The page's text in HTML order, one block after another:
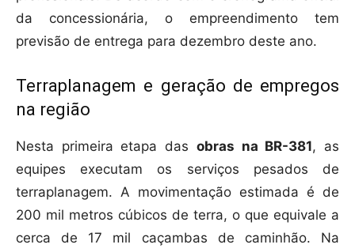
da concessionária, o empreendimento tem
previsão de entrega para dezembro deste ano.
Terraplanagem e geração de empregos
na região
Nesta primeira etapa das obras na BR-381, as
equipes executam os serviços pesados de
terraplanagem. A movimentação estimada é de
200 mil metros cúbicos de terra, o que equivale a
cerca de 17 mil caçambas de caminhão. Na